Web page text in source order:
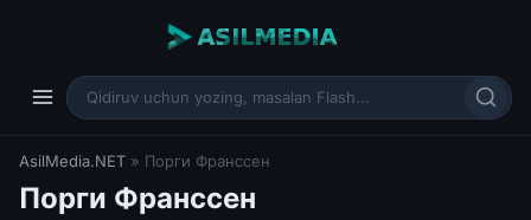
AsilMedia.NET » Порги Франссен
Порги Франссен